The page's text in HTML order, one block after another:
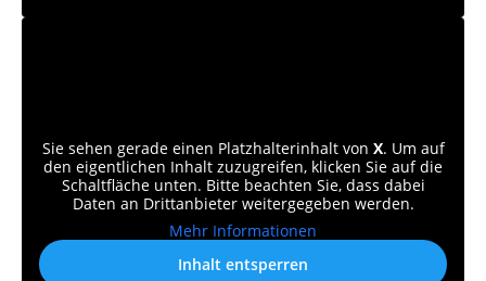
Sie sehen gerade einen Platzhalterinhalt von X. Um auf
den eigentlichen Inhalt zuzugreifen, klicken Sie auf die
Schaltfläche unten. Bitte beachten Sie, dass dabei
Daten an Drittanbieter weitergegeben werden.
Mehr Informationen
Inhalt entsperren